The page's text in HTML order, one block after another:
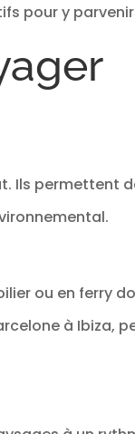
pour y
Ils permettent
ou en ferry
à Ibiza,